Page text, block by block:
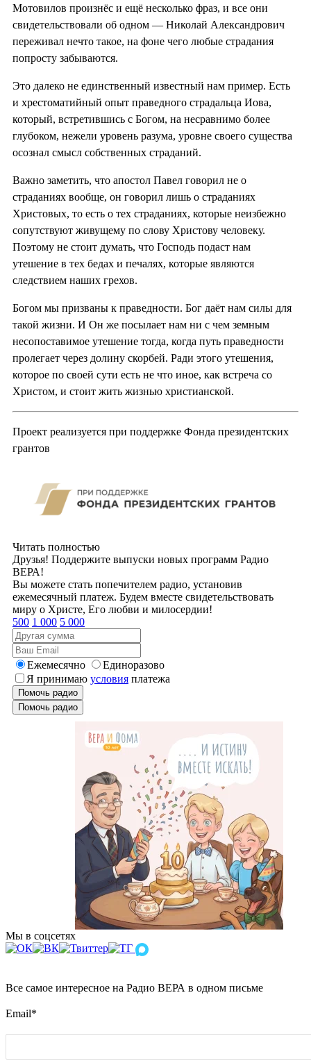
Мотовилов произнёс и ещё несколько фраз, и все они
свидетельствовали об одном — Николай Александрович
переживал нечто такое, на фоне чего любые страдания
попросту забываются.
Это далеко не единственный известный нам пример. Есть
и хрестоматийный опыт праведного страдальца Иова,
который, встретившись с Богом, на несравнимо более
глубоком, нежели уровень разума, уровне своего существа
осознал смысл собственных страданий.
Важно заметить, что апостол Павел говорил не о
страданиях вообще, он говорил лишь о страданиях
Христовых, то есть о тех страданиях, которые неизбежно
сопутствуют живущему по слову Христову человеку.
Поэтому не стоит думать, что Господь подаст нам
утешение в тех бедах и печалях, которые являются
следствием наших грехов.
Богом мы призваны к праведности. Бог даёт нам силы для
такой жизни. И Он же посылает нам ни с чем земным
несопоставимое утешение тогда, когда путь праведности
пролегает через долину скорбей. Ради этого утешения,
которое по своей сути есть не что иное, как встреча со
Христом, и стоит жить жизнью христианской.
Проект реализуется при поддержке Фонда президентских
грантов
Читать полностью
Друзья! Поддержите выпуски новых программ Радио
ВЕРА!
Вы можете стать попечителем радио, установив
ежемесячный платеж. Будем вместе свидетельствовать
миру о Христе, Его любви и милосердии!
500 1 000 5 000
Ежемесячно
Единоразово
Я принимаю условия платежа
Помочь радио
Помочь радио
Мы в соцсетях
Все самое интересное на Радио ВЕРА в одном письме
Email*